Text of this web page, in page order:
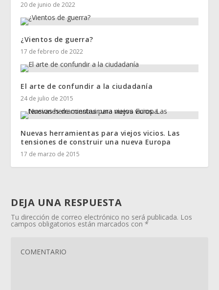
20 de junio de 2022
¿Vientos de guerra?
17 de febrero de 2022
El arte de confundir a la ciudadanía
24 de julio de 2015
Nuevas herramientas para viejos vicios. Las
tensiones de construir una nueva Europa
17 de marzo de 2015
DEJA UNA RESPUESTA
Tu dirección de correo electrónico no será publicada. Los
campos obligatorios están marcados con*